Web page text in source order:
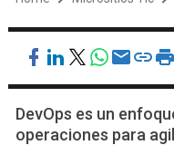
DevOps es un
operaciones para